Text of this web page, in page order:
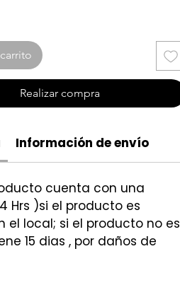
Realizar compra
Información de envío
cuenta con una
Hrs )si el producto es
el local; si el producto no es
15 dias , por daños de